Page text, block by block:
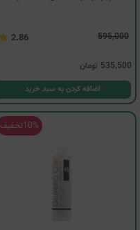
595,000
2.86
535,500 تومان
اضافه کردن به سبد خرید
10%تخفیف